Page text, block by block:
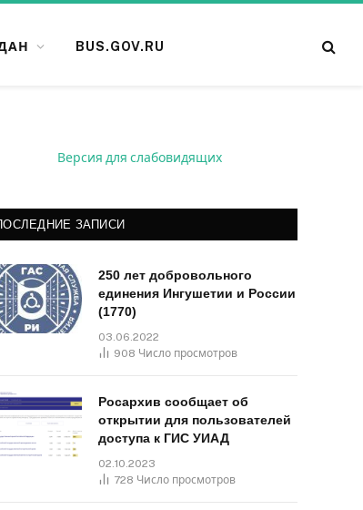
BUS.GOV.RU
Версия для слабовидящих
ЗАПИСИ
250 лет добровольного
единения Ингушетии и России
(1770)
03.06.2022
908 Число просмотров
Росархив сообщает об
открытии для пользователей
доступа к ГИС УИАД
02.10.2023
728 Число просмотров